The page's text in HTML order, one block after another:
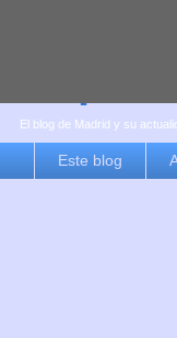
es por
El blog de Madrid y su
Este blog